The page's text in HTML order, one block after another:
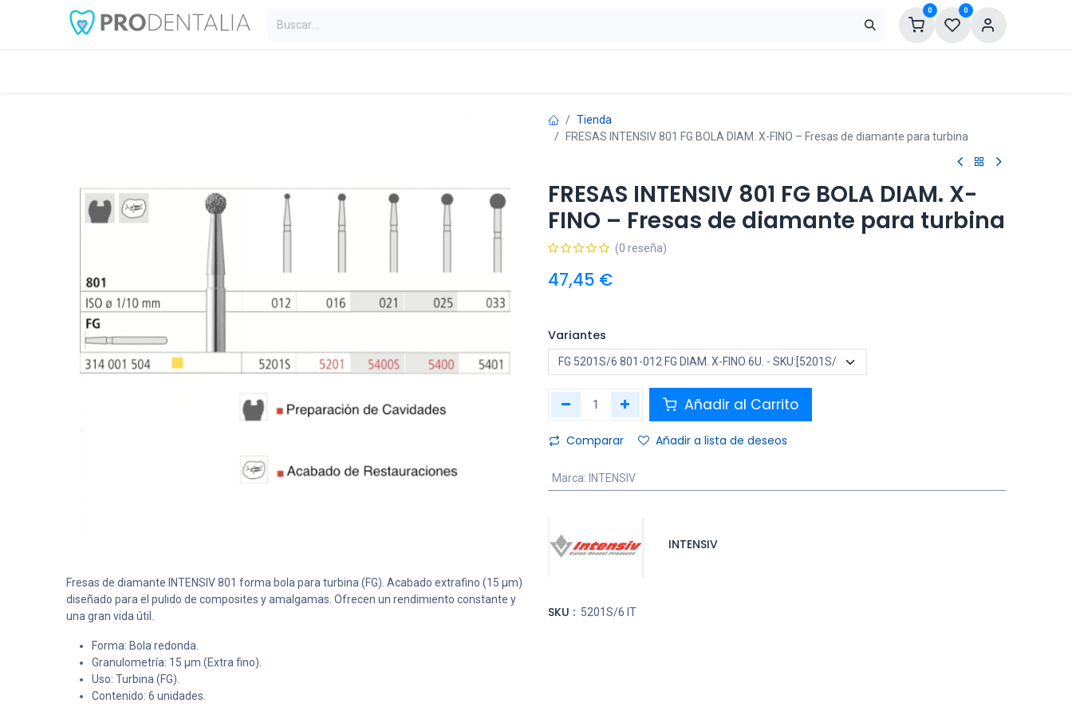
0 0
Fresas de diamante INTENSIV 801 forma bola para turbina (FG). Acabado extrafino (15 μm)
diseñado para el pulido de composites y amalgamas. Ofrecen un rendimiento constante y
una gran vida útil.
Forma: Bola redonda.
Granulometría: 15 μm (Extra fino).
Uso: Turbina (FG).
Contenido: 6 unidades.
Tienda
FRESAS INTENSIV 801 FG BOLA DIAM. X-FINO – Fresas de diamante para turbina
FRESAS INTENSIV 801 FG BOLA DIAM. X-
FINO – Fresas de diamante para turbina
(0 reseña)
47,45 €
Variantes
Añadir al Carrito
Comparar Añadir a lista de deseos
Marca: INTENSIV
INTENSIV
SKU : 5201S/6 IT